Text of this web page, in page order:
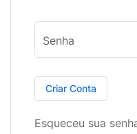
Senha
Criar Conta
Esqueceu sua